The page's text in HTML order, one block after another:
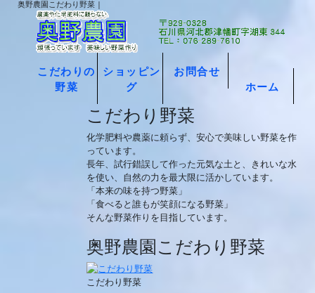
奥野農園こだわり野菜 |
こだわりの
野菜
ショッピン
グ
お問合せ
ホーム
こだわり野菜
化学肥料や農薬に頼らず、安心で美味しい野菜を作
っています。
長年、試行錯誤して作った元気な土と、きれいな水
を使い、自然の力を最大限に活かしています。
「本来の味を持つ野菜」
「食べると誰もが笑顔になる野菜」
そんな野菜作りを目指しています。
奥野農園こだわり野菜
こだわり野菜